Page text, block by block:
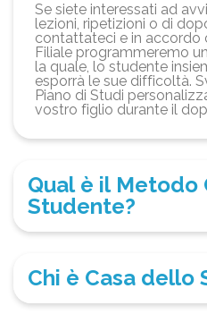
Se siete interessati ad
lezioni, ripetizioni o di
contattateci e in accordo
Filiale programmeremo
la quale, lo studente
esporrà le sue difficoltà.
Piano di Studi
vostro figlio durante il
Qual è il Metodo
Studente?
Chi è Casa dello